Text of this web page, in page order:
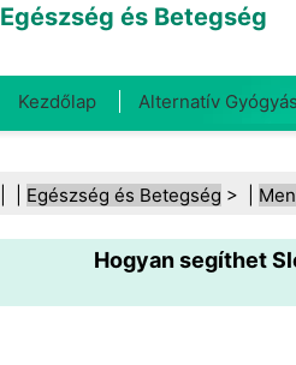
Egészség és Betegség
Kezdőlap Alternatív
Fogegészség Diéta És
Egészségügyi
Közegészségügy És Biztonság
Egészség és Betegség > |
Hogyan segíthet